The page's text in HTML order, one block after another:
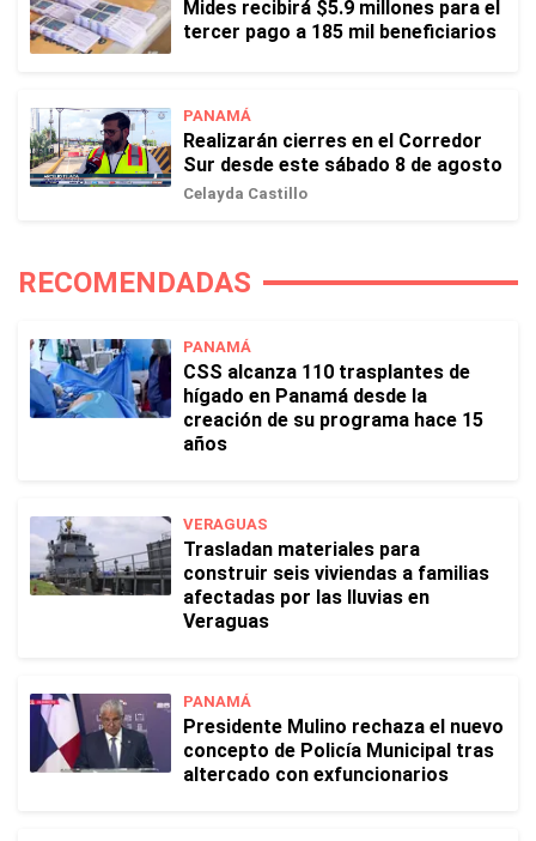
Mides recibirá $5.9 millones para el
tercer pago a 185 mil beneficiarios
PANAMÁ
Realizarán cierres en el Corredor
Sur desde este sábado 8 de agosto
Celayda Castillo
RECOMENDADAS
PANAMÁ
CSS alcanza 110 trasplantes de
hígado en Panamá desde la
creación de su programa hace 15
años
VERAGUAS
Trasladan materiales para
construir seis viviendas a familias
afectadas por las lluvias en
Veraguas
PANAMÁ
Presidente Mulino rechaza el nuevo
concepto de Policía Municipal tras
altercado con exfuncionarios